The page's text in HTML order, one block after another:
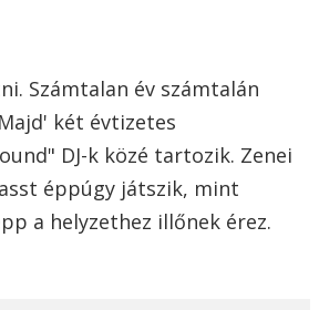
Számtalan év számtalán
két évtizetes
DJ-k közé tartozik. Zenei
éppúgy játszik, mint
a helyzethez illőnek érez.